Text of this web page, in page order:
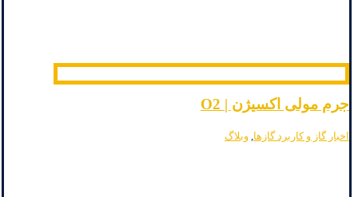
جرم مولی اکسیژن | O2
اخبار گاز و کاربرد گازها, وبلاگ